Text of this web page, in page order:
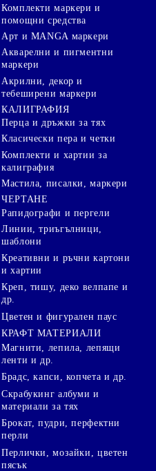
Комплекти маркери и
помощни средства
Арт и MANGA маркери
Акварелни и пигментни
маркери
Акрилни, декор и
тебеширени маркери
КАЛИГРАФИЯ
Перца и дръжки за тях
Класически пера и четки
Комплекти и хартии за
калиграфия
Мастила, писалки, маркери
ЧЕРТАНЕ
Рапидографи и пергели
Линии, триъгълници,
шаблони
Креативни и ръчни картони
и хартии
Креп, тишу, деко велпапе и
др.
Цветен и фигурален паус
КРАФТ МАТЕРИАЛИ
Магнити, лепила, лепящи
ленти и др.
Брадс, капси, копчета и др.
Скрабукинг албуми и
материали за тях
Брокат, пудри, перфектни
перли
Перлички, мозайки, цветен
пясък